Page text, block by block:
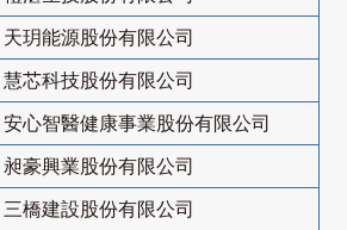
天玥能源股份有限公司
慧芯科技股份有限公司
安心智醫健康事業股份有限公司
昶豪興業股份有限公司
三橋建設股份有限公司